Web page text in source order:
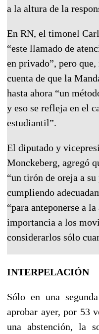
a la altura de la
En RN, el timonel
“este llamado de
en privado”, pero
cuenta de que la
hasta ahora “un
y eso se refleja en el
estudiantil”.
El diputado y
Monckeberg, agregó
“un tirón de oreja a
cumpliendo
“para anteponerse a
importancia a los
considerarlos sólo
INTERPELACIÓN
Sólo en una
aprobar ayer, por 53
una abstención, la